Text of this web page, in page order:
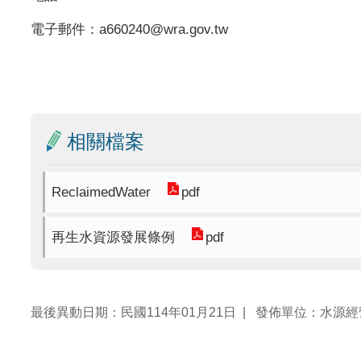
電子郵件：a660240@wra.gov.tw
相關檔案
ReclaimedWater pdf
再生水資源發展條例 pdf
最後異動日期：民國114年01月21日 發佈單位：水源